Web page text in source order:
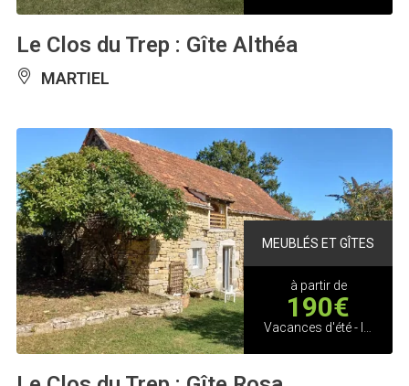
Le Clos du Trep : Gîte Althéa
MARTIEL
MEUBLÉS ET GÎTES
à partir de
190€
Vacances d'été - location à la semaine ou à partir de 2 nuits selon disponibilités